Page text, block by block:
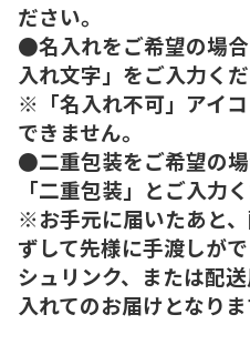
ださい。
●名入れをご希望の場
入れ文字」をご入力くだ
※「名入れ不可」アイ
できません。
●二重包装をご希望の
「二重包装」とご入力く
※お手元に届いたあと
ずして先様に手渡しが
シュリンク、または配
入れてのお届けとなりま